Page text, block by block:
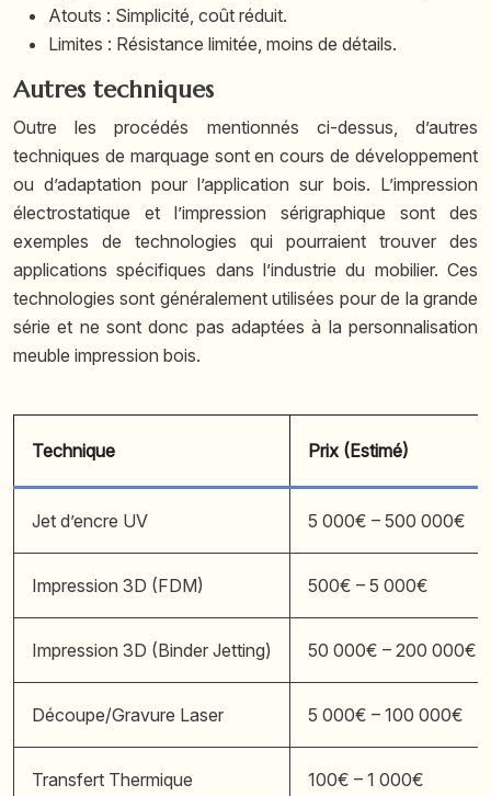
Atouts : Simplicité, coût réduit.
Limites : Résistance limitée, moins de détails.
Autres techniques
Outre les procédés mentionnés ci-dessus, d’autres
techniques de marquage sont en cours de développement
ou d’adaptation pour l’application sur bois. L’impression
électrostatique et l’impression sérigraphique sont des
exemples de technologies qui pourraient trouver des
applications spécifiques dans l’industrie du mobilier. Ces
technologies sont généralement utilisées pour de la grande
série et ne sont donc pas adaptées à la personnalisation
meuble impression bois.
Technique Prix (Estimé)
Jet d’encre UV 5 000€ – 500 000€
Impression 3D (FDM) 500€ – 5 000€
Impression 3D (Binder Jetting) 50 000€ – 200 000€
Découpe/Gravure Laser 5 000€ – 100 000€
Transfert Thermique 100€ – 1 000€